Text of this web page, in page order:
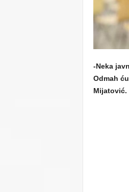
-Neka
Odmah
Mijatović.